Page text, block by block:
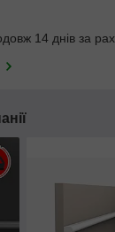
14 днів за